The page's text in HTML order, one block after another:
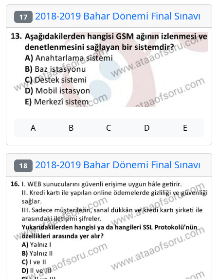
17 2018-2019 Bahar Dönemi Final Sınavı
A B C D E
18 2018-2019 Bahar Dönemi Final Sınavı